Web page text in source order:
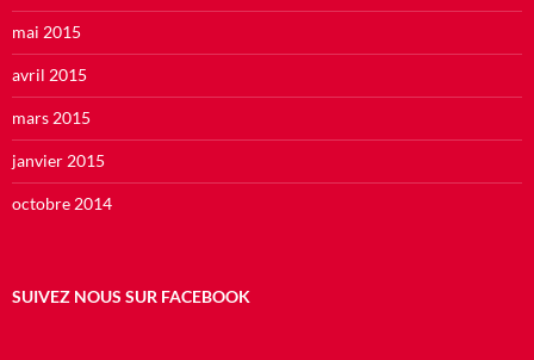
mai 2015
avril 2015
mars 2015
janvier 2015
octobre 2014
SUIVEZ NOUS SUR FACEBOOK